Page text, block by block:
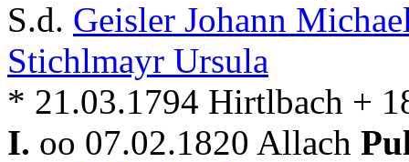
S.d. Geisler Johann
Stichlmayr Ursula
* 21.03.1794 Hirtlbach +
I. oo 07.02.1820 Allach